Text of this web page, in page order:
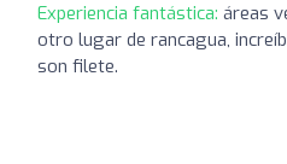
Experiencia fantástica: áreas
otro lugar de rancagua,
son filete.